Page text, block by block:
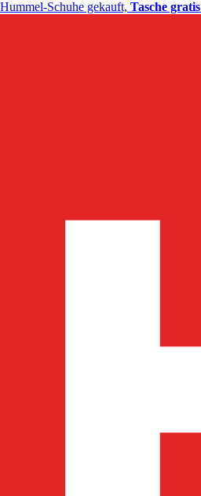
Hummel-Schuhe gekauft, Tasche gratis